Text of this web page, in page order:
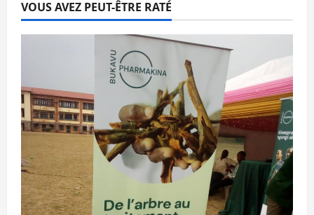
VOUS AVEZ PEUT-ÊTRE RATÉ